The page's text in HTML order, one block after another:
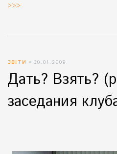
>>>
ЗВІТИ 30.01.2009
Дать? Взять?
заседания